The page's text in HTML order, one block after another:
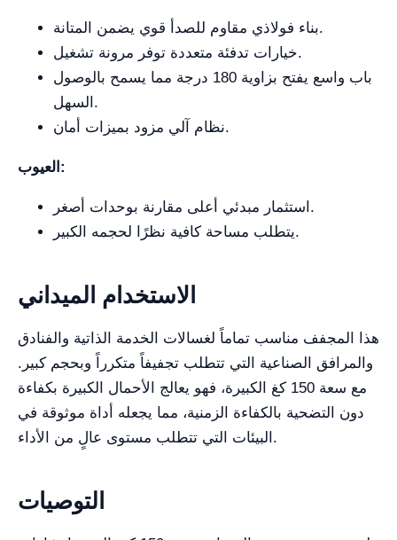
بناء فولاذي مقاوم للصدأ قوي يضمن المتانة.
خيارات تدفئة متعددة توفر مرونة تشغيل.
باب واسع يفتح بزاوية 180 درجة مما يسمح بالوصول
السهل.
نظام آلي مزود بميزات أمان.
العيوب:
استثمار مبدئي أعلى مقارنة بوحدات أصغر.
يتطلب مساحة كافية نظرًا لحجمه الكبير.
الاستخدام الميداني
هذا المجفف مناسب تماماً لغسالات الخدمة الذاتية والفنادق
والمرافق الصناعية التي تتطلب تجفيفاً متكرراً وبحجم كبير.
مع سعة 150 كغ الكبيرة، فهو يعالج الأحمال الكبيرة بكفاءة
دون التضحية بالكفاءة الزمنية، مما يجعله أداة موثوقة في
البيئات التي تتطلب مستوى عالٍ من الأداء.
التوصيات